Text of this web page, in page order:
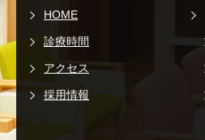
HOME
診療時間
アクセス
採用情報